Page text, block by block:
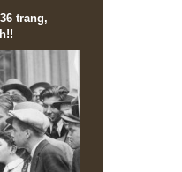
tiêu dùng.
rất hay của anh, chúng tôi